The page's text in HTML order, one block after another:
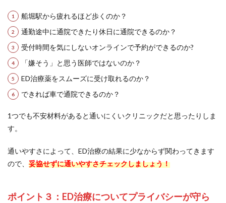
船堀駅から疲れるほど歩くのか？
通勤途中に通院できたり休日に通院できるのか？
受付時間を気にしないオンラインで予約ができるのか?
「嫌そう」と思う医師ではないのか？
ED治療薬をスムーズに受け取れるのか？
できれば車で通院できるのか？
1つでも不安材料があると通いにくいクリニックだと思ったりしま
す。
通いやすさによって、ED治療の結果に少なからず関わってきます
ので、 妥協せずに通いやすさチェックしましょう！
ポイント３：ED治療についてプライバシーが守ら